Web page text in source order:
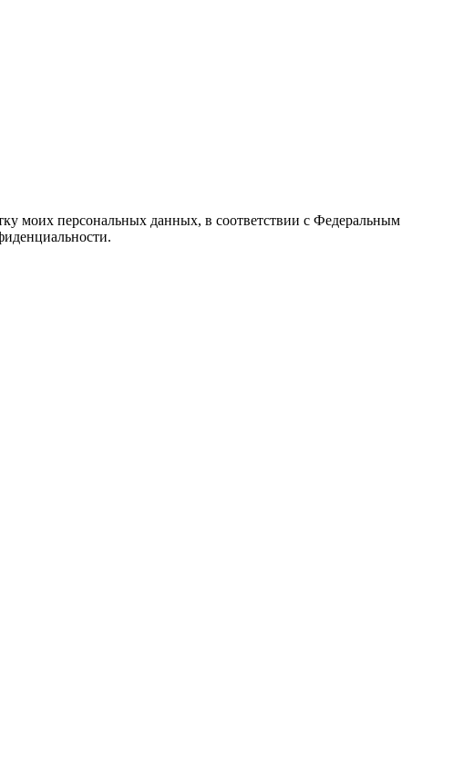
моих персональных данных, в соответствии с Федеральным